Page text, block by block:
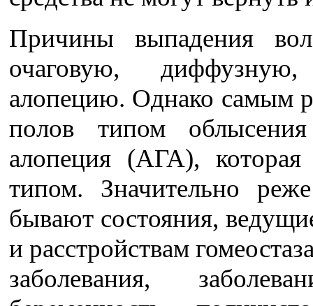
Причины выпадения
очаговую,
алопецию. Однако самым
полов типом облысения
алопеция (АГА),
типом. Значительно
бывают состояния,
и расстройствам
заболевания,